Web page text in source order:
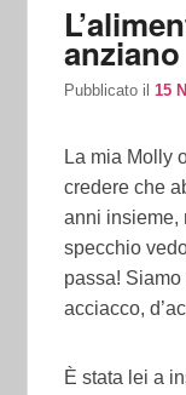
anziano
Pubblicato il 15
La mia Molly
credere che
anni insieme,
specchio
passa!
acciacco,
È stata lei a